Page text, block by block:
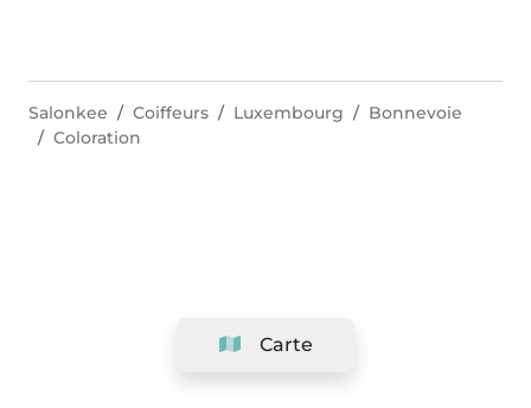
Carte
Salonkee Coiffeurs Luxembourg
Bonnevoie
Coloration